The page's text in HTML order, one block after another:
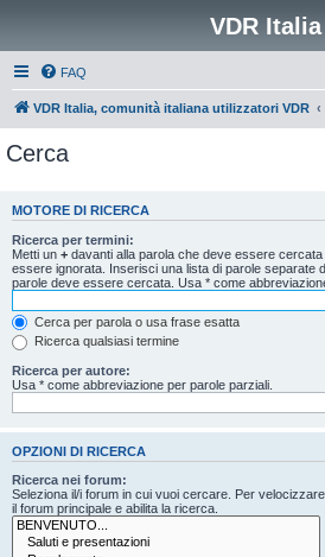
VDR Italia
FAQ
VDR Italia, comunità italiana utilizzatori VDR
Cerca
MOTORE DI RICERCA
Ricerca per termini:
Metti un + davanti alla parola che deve essere cercata
essere ignorata. Inserisci una lista di parole separate
parole deve essere cercata. Usa * come
Cerca per parola o usa frase esatta
Ricerca qualsiasi termine
Ricerca per autore:
Usa * come abbreviazione per parole parziali.
OPZIONI DI RICERCA
Ricerca nei forum:
Seleziona il/i forum in cui vuoi cercare. Per
il forum principale e abilita la ricerca.